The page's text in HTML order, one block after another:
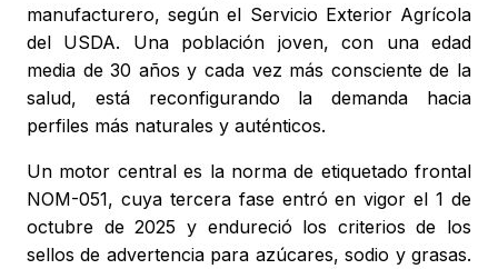
manufacturero, según el Servicio Exterior Agrícola
del USDA. Una población joven, con una edad
media de 30 años y cada vez más consciente de la
salud, está reconfigurando la demanda hacia
perfiles más naturales y auténticos.
Un motor central es la norma de etiquetado frontal
NOM-051, cuya tercera fase entró en vigor el 1 de
octubre de 2025 y endureció los criterios de los
sellos de advertencia para azúcares, sodio y grasas.